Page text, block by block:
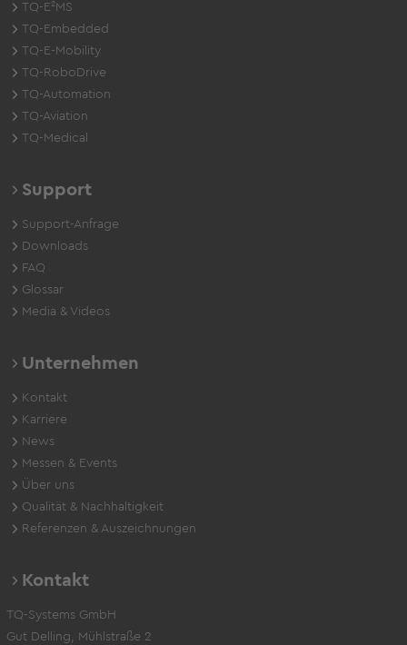
TQ-E²MS
TQ-Embedded
TQ-E-Mobility
TQ-RoboDrive
TQ-Automation
TQ-Aviation
TQ-Medical
Support
Support-Anfrage
Downloads
FAQ
Glossar
Media & Videos
Unternehmen
Kontakt
Karriere
News
Messen & Events
Über uns
Qualität & Nachhaltigkeit
Referenzen & Auszeichnungen
Kontakt
TQ-Systems GmbH
Gut Delling, Mühlstraße 2